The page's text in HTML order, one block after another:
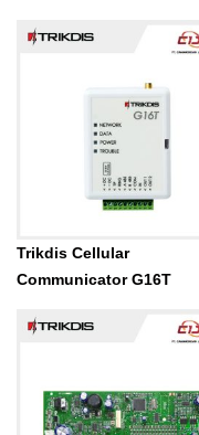
Trikdis Cellular
Communicator G16T